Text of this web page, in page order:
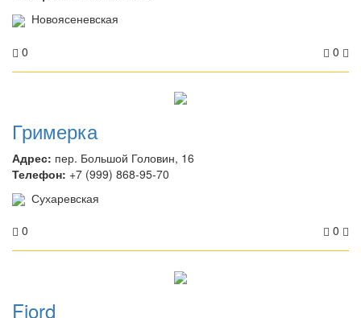
Новоясеневская
0 0
Гримерка
Адрес: пер. Большой Головин, 16
Телефон: +7 (999) 868-95-70
Сухаревская
0 0
Fjord